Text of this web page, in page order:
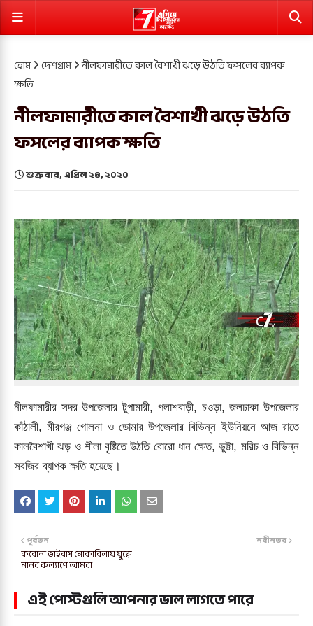
হোম দেশগ্রাম নীলফামারীতে কাল বৈশাখী ঝড়ে উঠতি ফসলের ব্যাপক
ক্ষতি
নীলফামারীতে কাল বৈশাখী ঝড়ে উঠতি
ফসলের ব্যাপক ক্ষতি
শুক্রবার, এপ্রিল ২৪, ২০২০
নীলফামারীর সদর উপজেলার টুপামারী, পলাশবাড়ী, চওড়া, জলঢাকা উপজেলার
কাঁঠালী, মীরগঞ্জ গোলনা ও ডোমার উপজেলার বিভিন্ন ইউনিয়নে আজ রাতে
কালবৈশাখী ঝড় ও শীলা বৃষ্টিতে উঠতি বোরো ধান ক্ষেত, ভুট্টা, মরিচ ও বিভিন্ন
সবজির ব্যাপক ক্ষতি হয়েছে।
নবীনতর
পূর্বতন
করোনা ভাইরাস মোকাবিলায় যুদ্ধে
মানব কল্যাণে আমরা
এই পোস্টগুলি আপনার ভাল লাগতে পারে